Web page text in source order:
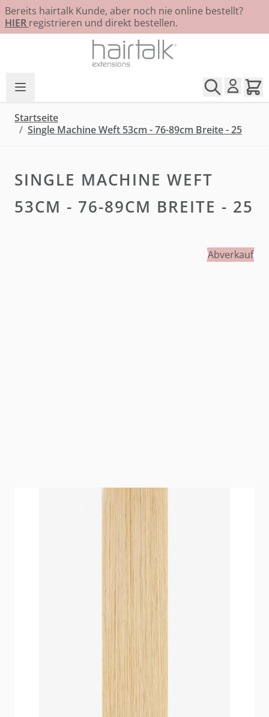
Bereits hairtalk Kunde, aber noch nie online bestellt?
HIER registrieren und direkt bestellen.
Startseite
/ Single Machine Weft 53cm - 76-89cm Breite - 25
SINGLE MACHINE WEFT
53CM - 76-89CM BREITE - 25
Abverkauf
weichen Komfort und volle Dichte. Sie sind
individuell zuschneidbar, sodass das Weft Band
intakt bleibt, und eignen sich perfekt für eine
ein Konto erstellen